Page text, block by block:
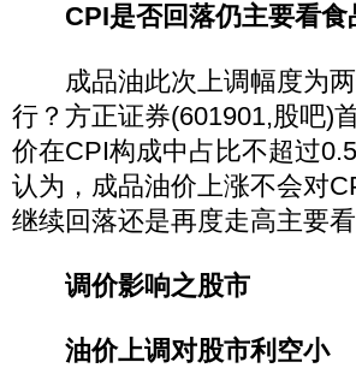
CPI是否回落仍主要看食
成品油此次上调幅度为两
行？方正证券(601901,股吧)
价在CPI构成中占比不超过
认为，成品油价上涨不会对
继续回落还是再度走高主要
调价影响之股市
油价上调对股市利空小